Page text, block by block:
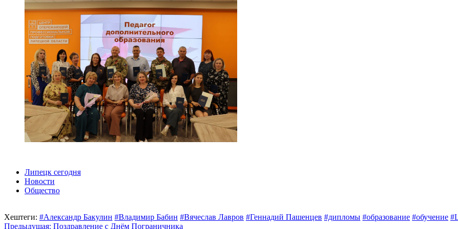
Липецк сегодня
Новости
Общество
Хештеги: #Александр Бакулин #Владимир Бабин #Вячеслав Лавров #Геннадий Пашенцев #дипломы #образование #обучение
Предыдущая: Поздравление с Днём Пограничника